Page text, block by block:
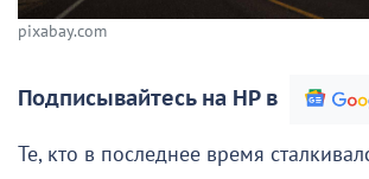
pixabay.com
Подписывайтесь на НР в
Те, кто в последнее время